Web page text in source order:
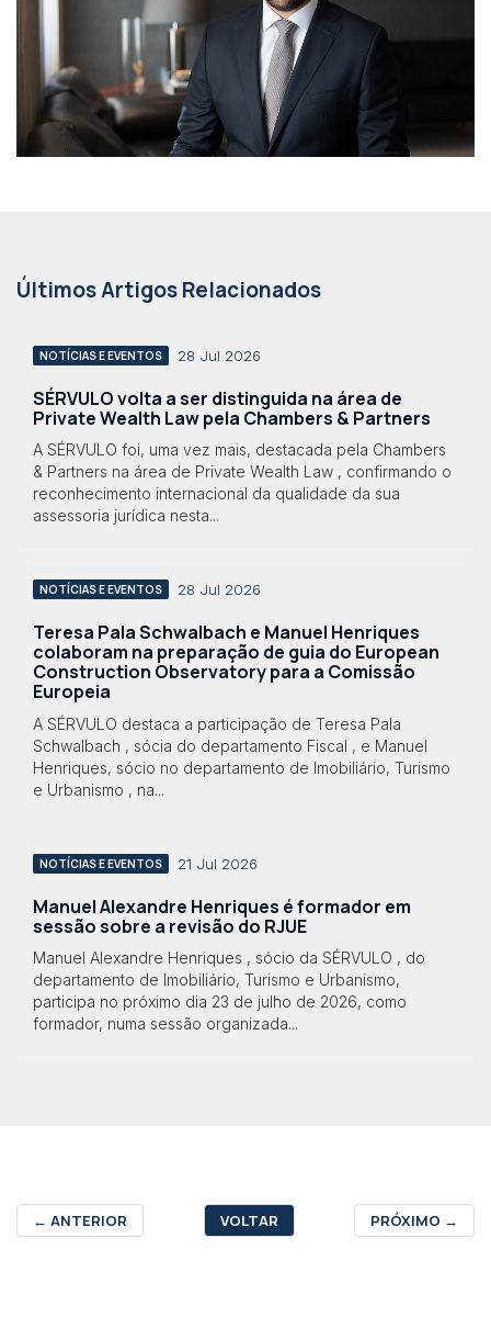
Últimos Artigos Relacionados
NOTÍCIAS E EVENTOS 28 Jul 2026
SÉRVULO volta a ser distinguida na área de
Private Wealth Law pela Chambers & Partners
A SÉRVULO foi, uma vez mais, destacada pela Chambers
& Partners na área de Private Wealth Law , confirmando o
reconhecimento internacional da qualidade da sua
assessoria jurídica nesta...
NOTÍCIAS E EVENTOS 28 Jul 2026
Teresa Pala Schwalbach e Manuel Henriques
colaboram na preparação de guia do European
Construction Observatory para a Comissão
Europeia
A SÉRVULO destaca a participação de Teresa Pala
Schwalbach , sócia do departamento Fiscal , e Manuel
Henriques, sócio no departamento de Imobiliário, Turismo
e Urbanismo , na...
NOTÍCIAS E EVENTOS 21 Jul 2026
Manuel Alexandre Henriques é formador em
sessão sobre a revisão do RJUE
Manuel Alexandre Henriques , sócio da SÉRVULO , do
departamento de Imobiliário, Turismo e Urbanismo,
participa no próximo dia 23 de julho de 2026, como
formador, numa sessão organizada...
← ANTERIOR VOLTAR PRÓXIMO →